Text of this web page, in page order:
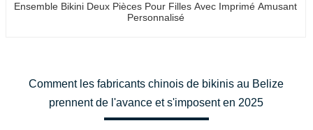
Ensemble Bikini Deux Pièces Pour Filles Avec Imprimé Amusant
Personnalisé
Comment les fabricants chinois de bikinis au Belize
prennent de l'avance et s'imposent en 2025